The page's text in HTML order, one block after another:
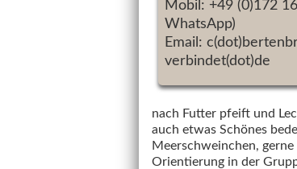
Mobil: +49 (0)172
WhatsApp)
Email:
verbindet(dot)de
nach Futter pfeift und
auch etwas Schönes
Meerschweinchen,
Orientierung in der